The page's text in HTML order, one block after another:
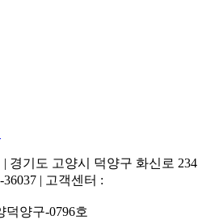
| 경기도 고양시 덕양구 화신로 234
| 고객센터 :
덕양구-0796호